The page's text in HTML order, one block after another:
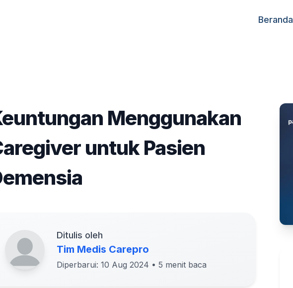
Beranda
Menggunakan
untuk Pasien
Ditulis oleh
Tim Medis Carepro
Diperbarui: 10 Aug 2024 • 5 menit baca